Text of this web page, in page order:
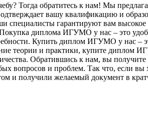
Тогда обратитесь к нам! Мы
вашу квалификацию и
гарантируют вам высокое
диплома ИГУМО у нас – это
Купить диплом ИГУМО у нас –
теории и практики, купите диплом
Обратившись к нам, вы получите
вопросов и проблем. Так что, если вы
и получили желаемый документ в